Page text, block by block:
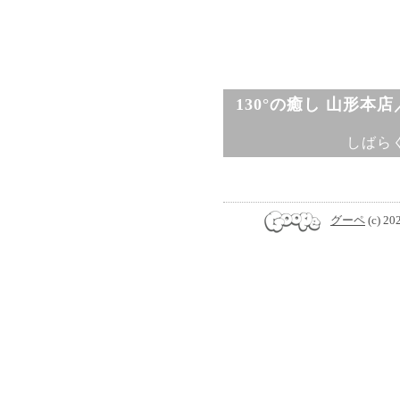
130°の癒し 山形本
しばら
グーペ (c)